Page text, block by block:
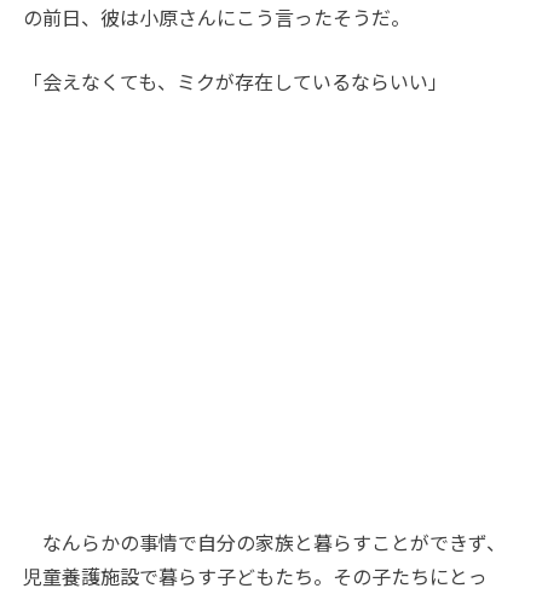
の前日、彼は小原さんにこう言ったそうだ。
「会えなくても、ミクが存在しているならいい」
なんらかの事情で自分の家族と暮らすことができず、
児童養護施設で暮らす子どもたち。その子たちにとっ